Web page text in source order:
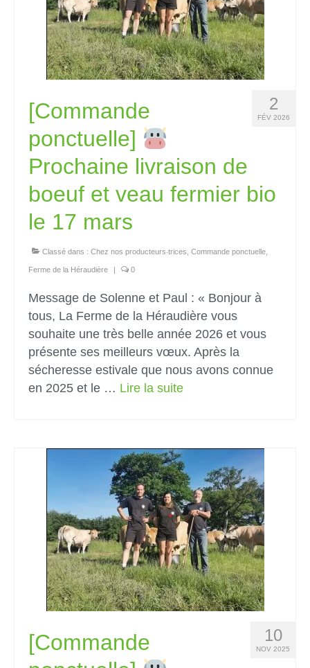
2
FÉV 2026
[Commande
ponctuelle]
Prochaine livraison de
boeuf et veau fermier bio
le 17 mars
Classé dans : Chez nos producteurs‧trices Commande ponctuelle
Ferme de la Héraudière 0
Message de Solenne et Paul : « Bonjour à
tous, La Ferme de la Héraudière vous
souhaite une très belle année 2026 et vous
présente ses meilleurs vœux. Après la
sécheresse estivale que nous avons connue
en 2025 et le … Lire la suite­­
10
NOV 2025
[Commande